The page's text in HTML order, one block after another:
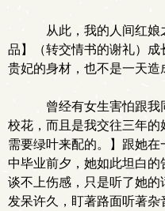
从此，我的人间红娘
品】（转交情书的谢礼）成
贵妃的身材，也不是一天造
曾经有女生害怕跟我
校花，而且是我交往三年
需要绿叶来配的。】跟她
中毕业前夕，她如此坦白
谈不上伤感，只是听了她
发呆许久，盯著路面听著